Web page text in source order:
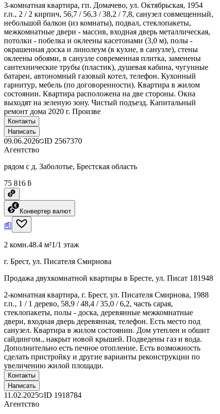
3-комнатная квартира, гп. Домачево, ул. Октябрьская, 1954
г.п., 2 / 2 кирпич, 56,7 / 56,3 / 38,2 / 7,8, санузел совмещенный,
небольшой балкон (из комнаты), подвал, стеклопакеты,
межкомнатные двери - массив, входная дверь металлическая,
потолки - побелка и оклеены касетонами (3,0 м), полы -
окрашенная доска и линолеум (в кухне, в санузле), стены
оклеены обоями, в санузле современная плитка, заменены
сантехнические трубы (пластик), душевая кабина, чугунные
батареи, автономный газовый котел, телефон. Кухонный
гарнитур, мебель (по договоренности). Квартира в жилом
состоянии. Квартира расположена на две стороны. Окна
выходят на зеленую зону. Чистый подъезд. Капитальный
ремонт дома 2020 г. Произве
Контакты
Написать
09.06.2026 ID 2567370
Агентство
рядом с д. Заболотье, Брестская область
75 816 ƃ
Конвертер валют
2 комн.48.4 м²1/1 этаж
г. Брест, ул. Писателя Смирнова
Продажа двухкомнатной квартиры в Бресте, ул. Писат 181948
2-комнатная квартира, г. Брест, ул. Писателя Смирнова, 1988
г.п., 1 / 1 дерево, 58,9 / 48,4 / 35,0 / 6,2, часть сарая,
стеклопакеты, полы - доска, деревянные межкомнатные
двери, входная дверь деревянная, телефон. Есть место под
санузел. Квартира в жилом состоянии. Дом утеплен и обшит
сайдингом., накрыт новой крышей. Подведены газ и вода.
Дополнительно есть печное отопление. Есть возможность
сделать пристройку и другие варианты реконструкции по
увеличению жилой площади.
Контакты
Написать
11.02.2025 ID 1918784
Агентство